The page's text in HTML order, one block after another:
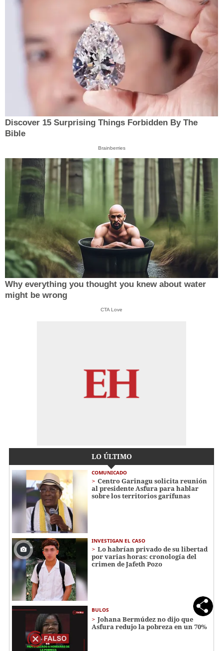
Discover 15 Surprising Things Forbidden By The
Bible
Brainberries
Why everything you thought you knew about water
might be wrong
CTA Love
LO ÚLTIMO
COMUNICADO
Centro Garinagu solicita reunión
al presidente Asfura para hablar
sobre los territorios garífunas
INVESTIGAN EL CASO
Lo habrían privado de su libertad
por varias horas: cronología del
crimen de Jafeth Pozo
BULOS
Johana Bermúdez no dijo que
Asfura redujo la pobreza en un 70%